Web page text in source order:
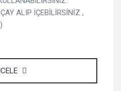
ALIP İÇEBİLİRSİNİZ ,